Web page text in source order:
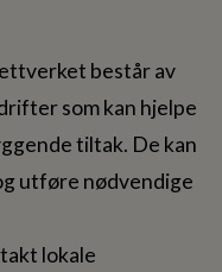
består av
som kan hjelpe
tiltak. De kan
utføre nødvendige
lokale